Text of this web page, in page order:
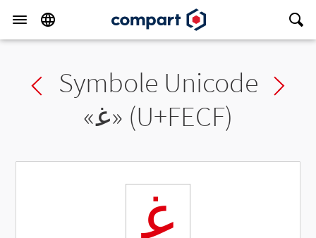
Previous char
Symbole Unicode
«ﻏ» (U+FECF)
ﻏ